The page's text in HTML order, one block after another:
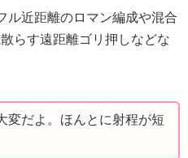
ル近距離のロマン編成や混合
らす遠距離ゴリ押しなどな
変だよ。ほんとに射程が短